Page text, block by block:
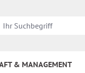
& MANAGEMENT